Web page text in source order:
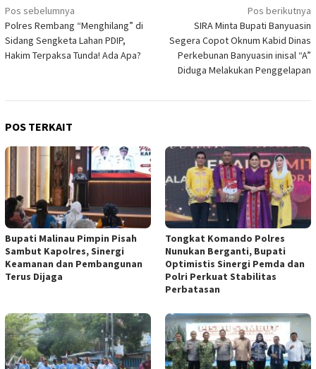
Navigasi
pos
Pos sebelumnya
Polres Rembang “Menghilang” di
Sidang Sengketa Lahan PDIP,
Hakim Terpaksa Tunda! Ada Apa?
Pos berikutnya
SIRA Minta Bupati Banyuasin
Segera Copot Oknum Kabid Dinas
Perkebunan Banyuasin inisal “A”
Diduga Melakukan Penggelapan
POS TERKAIT
Bupati Malinau Pimpin Pisah
Sambut Kapolres, Sinergi
Keamanan dan Pembangunan
Terus Dijaga
Tongkat Komando Polres
Nunukan Berganti, Bupati
Optimistis Sinergi Pemda dan
Polri Perkuat Stabilitas
Perbatasan